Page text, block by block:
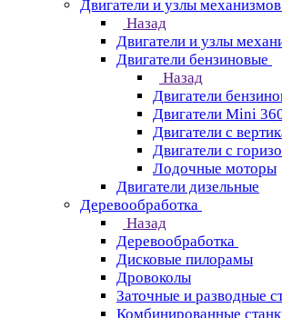
Двигатели и узлы механизмов
Назад
Двигатели и узлы
Двигатели бензиновые
Назад
Двигатели
Двигатели Mini
Двигатели с
Двигатели с
Лодочные моторы
Двигатели дизельные
Деревообработка
Назад
Деревообработка
Дисковые пилорамы
Дровоколы
Заточные и разводные
Комбинированные